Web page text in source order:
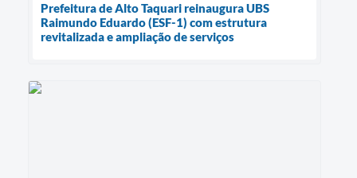
Prefeitura de Alto Taquari reinaugura UBS
Raimundo Eduardo (ESF-1) com estrutura
revitalizada e ampliação de serviços